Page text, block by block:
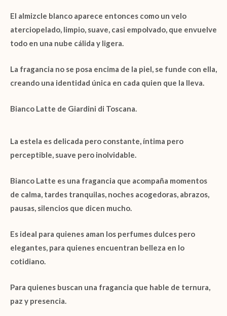
El almizcle blanco aparece entonces como un velo
aterciopelado, limpio, suave, casi empolvado, que envuelve
todo en una nube cálida y ligera.
La fragancia no se posa encima de la piel, se funde con ella,
creando una identidad única en cada quien que la lleva.
Bianco Latte de Giardini di Toscana.
La estela es delicada pero constante, íntima pero
perceptible, suave pero inolvidable.
Bianco Latte es una fragancia que acompaña momentos
de calma, tardes tranquilas, noches acogedoras, abrazos,
pausas, silencios que dicen mucho.
Es ideal para quienes aman los perfumes dulces pero
elegantes, para quienes encuentran belleza en lo
cotidiano.
Para quienes buscan una fragancia que hable de ternura,
paz y presencia.